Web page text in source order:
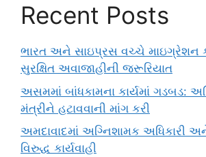
Recent Posts
ભારત અને સાઇપ્રસ વચ્ચે માઇગ્રેશન
સુરક્ષિત અવાજાહીની જરૂરિયાત
અસમમાં બાંધકામના કાર્યમાં ગડબડ:
મંત્રીને હટાવવાની માંગ કરી
અમદાવાદમાં અગ્નિશામક અધિકારી
વિરુદ્ધ કાર્યવાહી